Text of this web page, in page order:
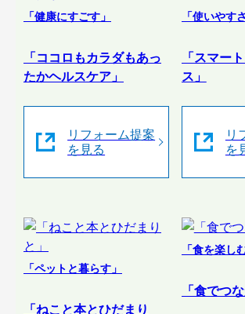
「健康にすごす」
「ココロもカラダもあっ
たかヘルスケア」
リフォーム提案
を見る
「使いやす
「スマー
ス」
リ
を
「ペットと暮らす」
「ねこと本とひだまり
「食を楽し
「食でつ